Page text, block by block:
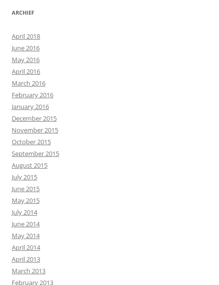
ARCHIEF
April 2018
June 2016
May 2016
April 2016
March 2016
February 2016
January 2016
December 2015
November 2015
October 2015
September 2015
August 2015
July 2015
June 2015
May 2015
July 2014
June 2014
May 2014
April 2014
April 2013
March 2013
February 2013